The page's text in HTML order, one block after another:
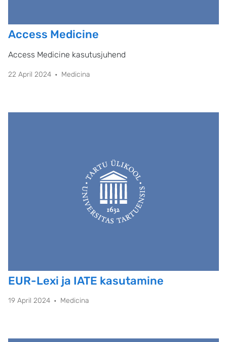
Access Medicine
Access Medicine kasutusjuhend
22 April 2024 Medicina
EUR-Lexi ja IATE kasutamine
19 April 2024 Medicina